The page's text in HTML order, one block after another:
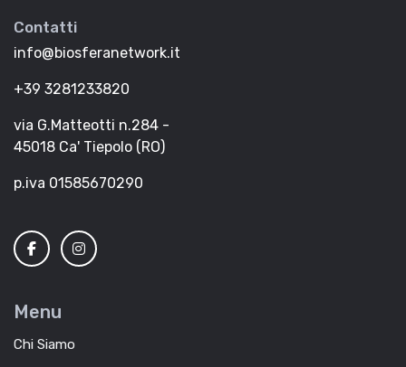
Contatti
info@biosferanetwork.it
+39 3281233820
via G.Matteotti n.284 -
45018 Ca' Tiepolo (RO)
p.iva 01585670290
Menu
Chi Siamo